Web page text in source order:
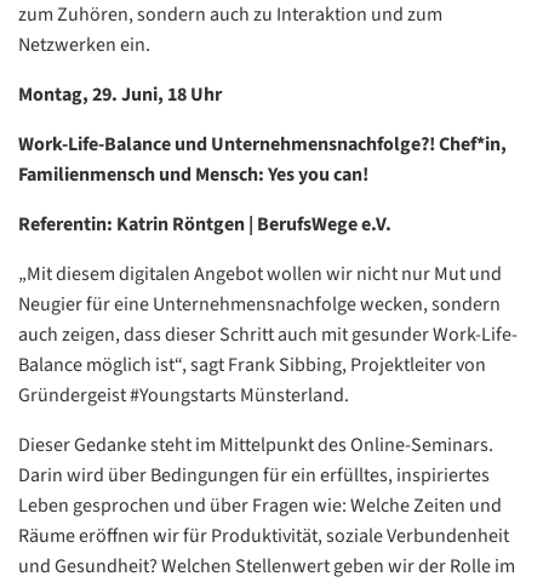
zum Zuhören, sondern auch zu Interaktion und zum
Netzwerken ein.
Montag, 29. Juni, 18 Uhr
Work-Life-Balance und Unternehmensnachfolge?! Chef*in,
Familienmensch und Mensch: Yes you can!
Referentin: Katrin Röntgen | BerufsWege e.V.
„Mit diesem digitalen Angebot wollen wir nicht nur Mut und
Neugier für eine Unternehmensnachfolge wecken, sondern
auch zeigen, dass dieser Schritt auch mit gesunder Work-Life-
Balance möglich ist“, sagt Frank Sibbing, Projektleiter von
Gründergeist #Youngstarts Münsterland.
Dieser Gedanke steht im Mittelpunkt des Online-Seminars.
Darin wird über Bedingungen für ein erfülltes, inspiriertes
Leben gesprochen und über Fragen wie: Welche Zeiten und
Räume eröffnen wir für Produktivität, soziale Verbundenheit
und Gesundheit? Welchen Stellenwert geben wir der Rolle im